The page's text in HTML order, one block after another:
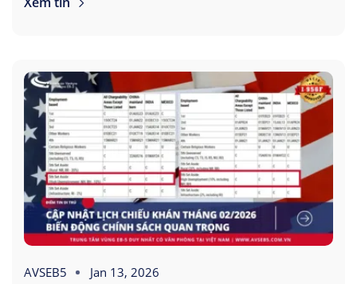
AVSEB5 Jan 13, 2026